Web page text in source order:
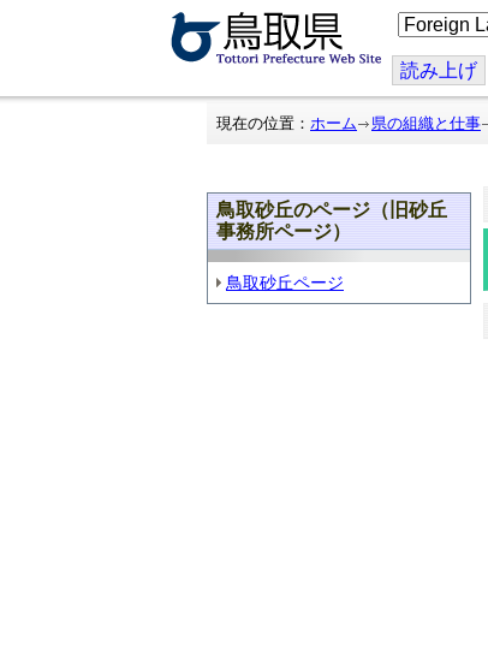
こ
の
ジ
を
翻
読み上げ
現在の位置： ホーム 県の組織と仕事
鳥取砂丘のページ（旧砂丘
事務所ページ）
鳥取砂丘ページ